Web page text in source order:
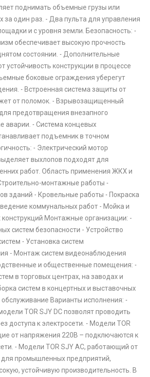
поднимать объемные грузы или
за один раз. - Два пульта для управления
и с уровня земли. Безопасность: -
обеспечивает высокую прочность
состоянии. - Дополнительные
устойчивость конструкции в процессе
боковые ограждения уберегут
- Встроенная система защиты от
от поломок. - Взрывозащищенный
предотвращения внезапного
аварии. - Система концевых
подъемник в точном
- Электрический мотор
выхлопов подходят для
работ. Область применения ЖКХ и
монтажные работы -
зданий - Кровельные работы - Покраска
коммунальных работ - Мойка и
конструкций Монтажные организации: -
систем безопасности - Устройство
- Установка систем
- Монтаж систем видеонаблюдения
и общественные помещения: -
в торговых центрах, на заводах и
систем в концертных и выставочных
обслуживание Варианты исполнения: -
TOR SJY DC позволят проводить
доступа к электросети. - Модели TOR
от напряжения 220В – подключаются к
- Модели TOR SJY AC, работающий от
промышленных предприятий,
устойчивую производительность. В